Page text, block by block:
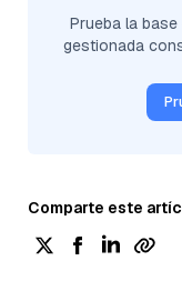
Prueba la
gestionada
Comparte este